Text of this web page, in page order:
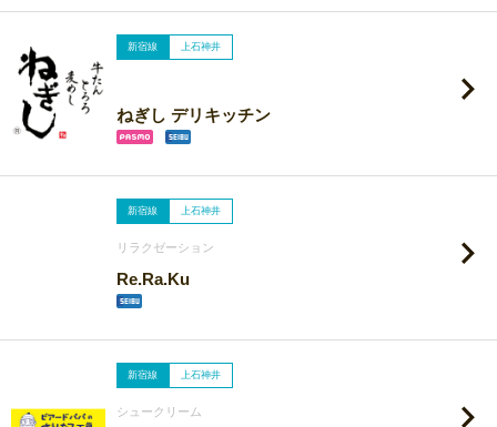
新宿線 上石神井
ねぎし デリキッチン
新宿線 上石神井
リラクゼーション
Re.Ra.Ku
新宿線 上石神井
シュークリーム